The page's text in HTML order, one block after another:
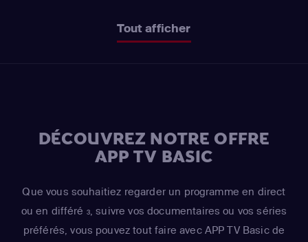
Tout afficher
DÉCOUVREZ NOTRE OFFRE
APP TV BASIC
Que vous souhaitiez regarder un programme en direct
ou en différé 3, suivre vos documentaires ou vos séries
préférés, vous pouvez tout faire avec APP TV Basic de